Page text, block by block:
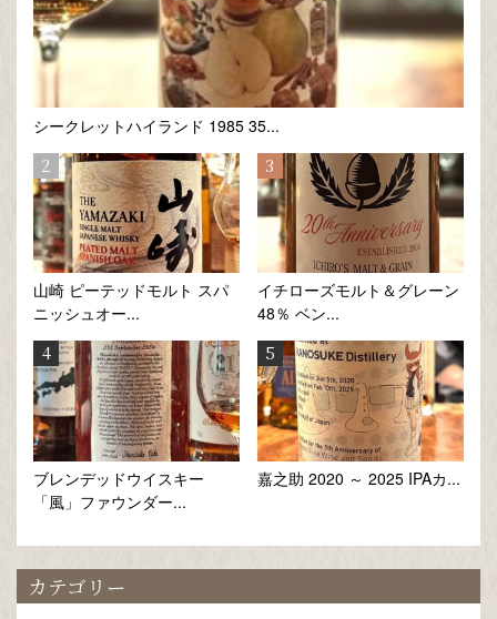
シークレットハイランド 1985 35...
山崎 ピーテッドモルト スパ
ニッシュオー...
イチローズモルト＆グレーン
48％ ベン...
ブレンデッドウイスキー
「風」ファウンダー...
嘉之助 2020 ～ 2025 IPAカ...
カテゴリー